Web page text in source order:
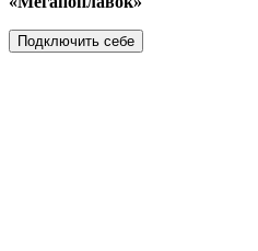
Подключить себе